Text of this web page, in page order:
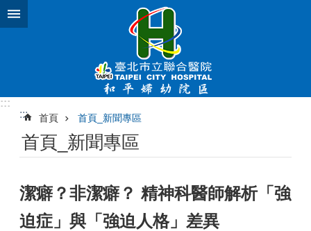
跳到主要內容區塊
:::
:::
首頁 首頁_新聞專區
首頁_新聞專區
潔癖？非潔癖？ 精神科醫師解析「強
迫症」與「強迫人格」差異